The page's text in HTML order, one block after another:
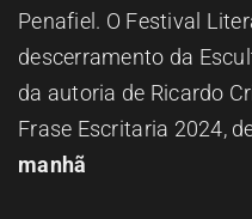
Penafiel. O Festival
descerramento da
da autoria de Ricardo
Frase Escritaria 2024,
manhã